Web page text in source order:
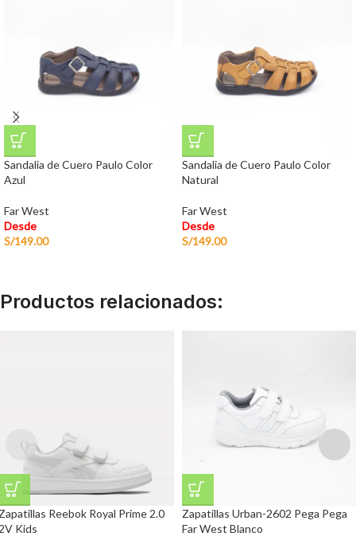
Sandalia de Cuero Paulo Color
Azul
Far West
Desde
S/149.00
Sandalia de Cuero Paulo Color
Natural
Far West
Desde
S/149.00
Productos relacionados:
Reebok Royal Prime 2.0
Kids
Zapatillas Urban-2602 Pega Pega
Far West Blanco